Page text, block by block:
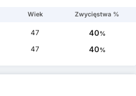
Wiek Zwycięstwa %
47 40%
47 40%